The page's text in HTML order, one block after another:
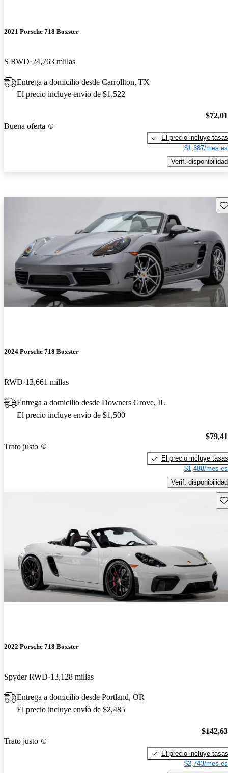
2021 Porsche 718 Boxster
S RWD 24,763 millas
Entrega a domicilio desde Carrollton, TX
El precio incluye envío de $1,522
Buena oferta
El precio incluye tasas
$1,387/mes
Verif. disponibilidad
2024 Porsche 718 Boxster
RWD 13,661 millas
Entrega a domicilio desde Downers Grove, IL
El precio incluye envío de $1,500
Trato justo
El precio incluye tasas
$1,488/mes
Verif. disponibilidad
2022 Porsche 718 Boxster
Spyder RWD 13,128 millas
Entrega a domicilio desde Portland, OR
El precio incluye envío de $2,485
Trato justo
El precio incluye tasas
$2,743/mes